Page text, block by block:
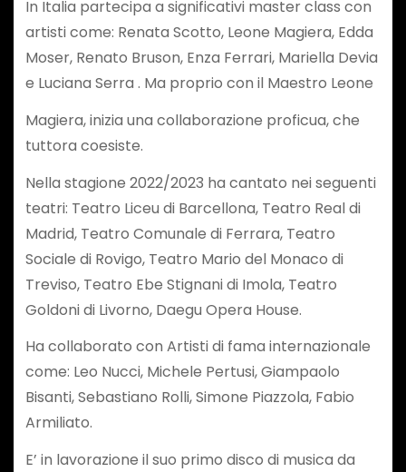
In Italia partecipa a significativi master class con
artisti come: Renata Scotto, Leone Magiera, Edda
Moser, Renato Bruson, Enza Ferrari, Mariella Devia
e Luciana Serra . Ma proprio con il Maestro Leone
Magiera, inizia una collaborazione proficua, che
tuttora coesiste.
Nella stagione 2022/2023 ha cantato nei seguenti
teatri: Teatro Liceu di Barcellona, Teatro Real di
Madrid, Teatro Comunale di Ferrara, Teatro
Sociale di Rovigo, Teatro Mario del Monaco di
Treviso, Teatro Ebe Stignani di Imola, Teatro
Goldoni di Livorno, Daegu Opera House.
Ha collaborato con Artisti di fama internazionale
come: Leo Nucci, Michele Pertusi, Giampaolo
Bisanti, Sebastiano Rolli, Simone Piazzola, Fabio
Armiliato.
E’ in lavorazione il suo primo disco di musica da